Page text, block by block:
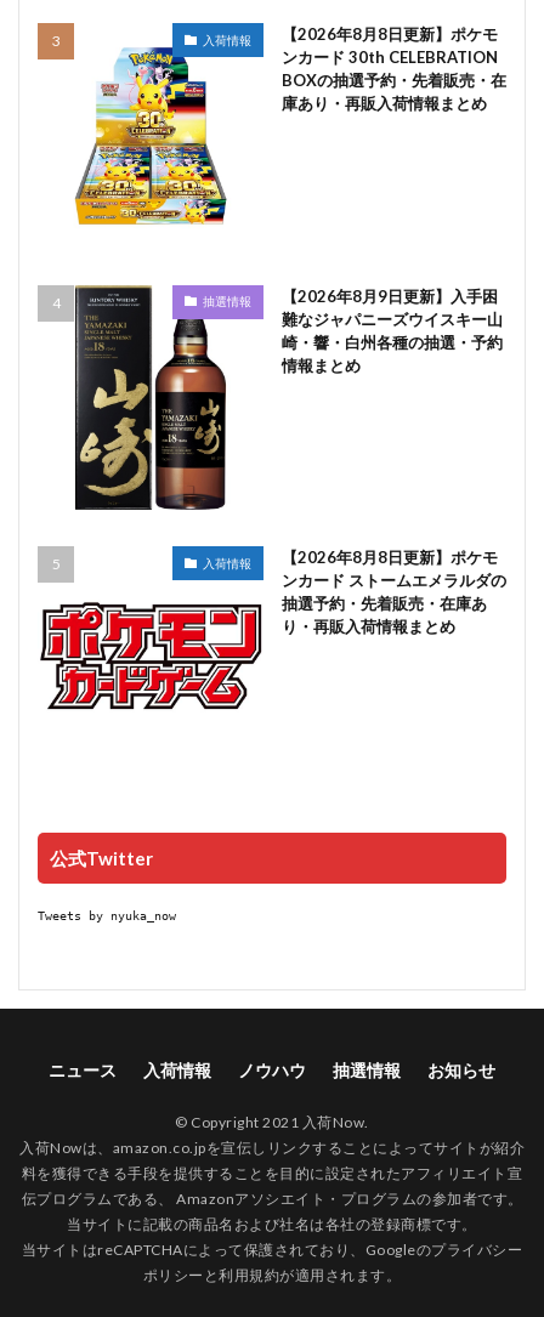
入荷情報
【2026年8月8日更新】ポケモ
ンカード 30th CELEBRATION
BOXの抽選予約・先着販売・在
庫あり・再販入荷情報まとめ
抽選情報
【2026年8月9日更新】入手困
難なジャパニーズウイスキー山
崎・響・白州各種の抽選・予約
情報まとめ
入荷情報
【2026年8月8日更新】ポケモ
ンカード ストームエメラルダの
抽選予約・先着販売・在庫あ
り・再販入荷情報まとめ
公式Twitter
Tweets by nyuka_now
ニュース 入荷情報 ノウハウ 抽選情報 お知らせ
© Copyright 2021 入荷Now.
入荷Nowは、amazon.co.jpを宣伝しリンクすることによってサイトが紹介
料を獲得できる手段を提供することを目的に設定されたアフィリエイト宣
伝プログラムである、 Amazonアソシエイト・プログラムの参加者です。
当サイトに記載の商品名および社名は各社の登録商標です。
当サイトはreCAPTCHAによって保護されており、Googleのプライバシー
ポリシー と利用規約が適用されます。